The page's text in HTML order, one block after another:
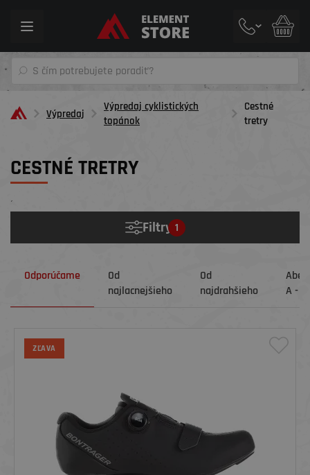
Toggle
Výpredaj
Výpredaj cyklistických
topánok
Cestné
tretry
CESTNÉ TRETRY
´
Filtry 1
Odporúčame
Od
najlacnejšieho
Od
najdrahšieho
A - Z
ZĽAVA